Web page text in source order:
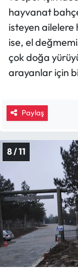
hayvanat
isteyen ailelere
ise, el
çok doğa
arayanlar için
Paylaş
8 / 11